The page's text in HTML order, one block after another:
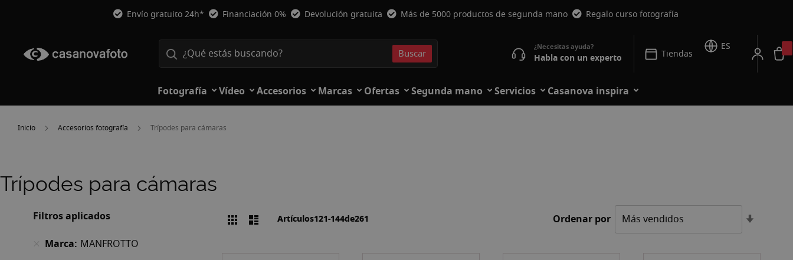
Envío gratuito 24h* Financiación 0% Devolución gratuita Más de 5000 productos de segunda mano Regalo curso fotografía
Buscar Habla con un experto Tiendas
ES
Fotografía Vídeo Accesorios Marcas Ofertas Segunda mano Servicios Casanova inspira
Inicio Accesorios fotografía Trípodes para cámaras
Trípodes para cámaras
Filtros aplicados
Marca MANFROTTO
VerParrillaListaArtículos121-144de261 Ordenar por